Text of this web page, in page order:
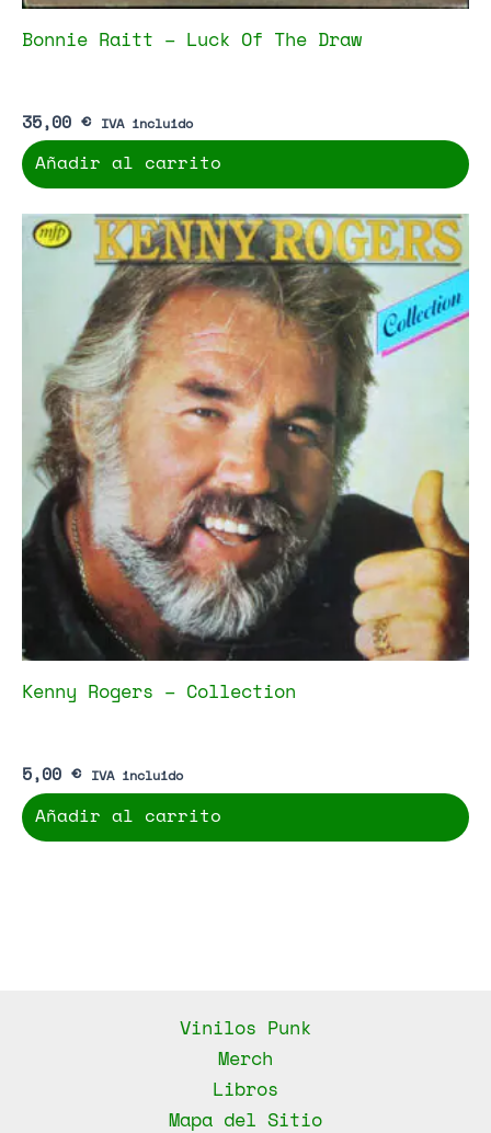
Bonnie Raitt – Luck Of The Draw
35,00 € IVA incluido
Añadir al carrito
Kenny Rogers – Collection
5,00 € IVA incluido
Añadir al carrito
Vinilos Punk
Merch
Libros
Mapa del Sitio